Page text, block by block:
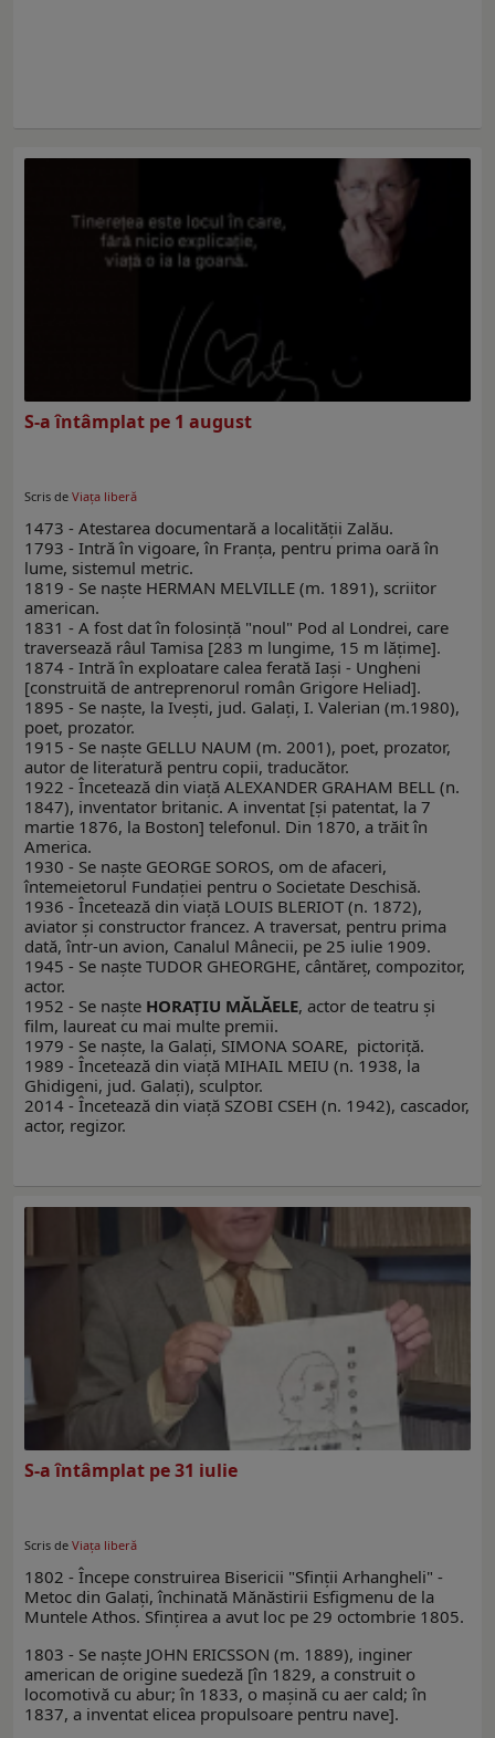
S-a întâmplat pe 1 august
Scris de Viaţa liberă
1473 - Atestarea documentară a localităţii Zalău.
1793 - Intră în vigoare, în Franţa, pentru prima oară în
lume, sistemul metric.
1819 - Se naşte HERMAN MELVILLE (m. 1891), scriitor
american.
1831 - A fost dat în folosinţă "noul" Pod al Londrei, care
traversează râul Tamisa [283 m lungime, 15 m lăţime].
1874 - Intră în exploatare calea ferată Iaşi - Ungheni
[construită de antreprenorul român Grigore Heliad].
1895 - Se naşte, la Iveşti, jud. Galaţi, I. Valerian (m.1980),
poet, prozator.
1915 - Se naşte GELLU NAUM (m. 2001), poet, prozator,
autor de literatură pentru copii, traducător.
1922 - Încetează din viaţă ALEXANDER GRAHAM BELL (n.
1847), inventator britanic. A inventat [şi patentat, la 7
martie 1876, la Boston] telefonul. Din 1870, a trăit în
America.
1930 - Se naşte GEORGE SOROS, om de afaceri,
întemeietorul Fundaţiei pentru o Societate Deschisă.
1936 - Încetează din viaţă LOUIS BLERIOT (n. 1872),
aviator şi constructor francez. A traversat, pentru prima
dată, într-un avion, Canalul Mânecii, pe 25 iulie 1909.
1945 - Se naşte TUDOR GHEORGHE, cântăreţ, compozitor,
actor.
1952 - Se naşte HORAŢIU MĂLĂELE, actor de teatru şi
film, laureat cu mai multe premii.
1979 - Se naşte, la Galaţi, SIMONA SOARE, pictoriţă.
1989 - Încetează din viaţă MIHAIL MEIU (n. 1938, la
Ghidigeni, jud. Galaţi), sculptor.
2014 - Încetează din viață SZOBI CSEH (n. 1942), cascador,
actor, regizor.
S-a întâmplat pe 31 iulie
Scris de Viaţa liberă
1802 - Începe construirea Bisericii "Sfinţii Arhangheli" -
Metoc din Galaţi, închinată Mănăstirii Esfigmenu de la
Muntele Athos. Sfinţirea a avut loc pe 29 octombrie 1805.
1803 - Se naşte JOHN ERICSSON (m. 1889), inginer
american de origine suedeză [în 1829, a construit o
locomotivă cu abur; în 1833, o maşină cu aer cald; în
1837, a inventat elicea propulsoare pentru nave].